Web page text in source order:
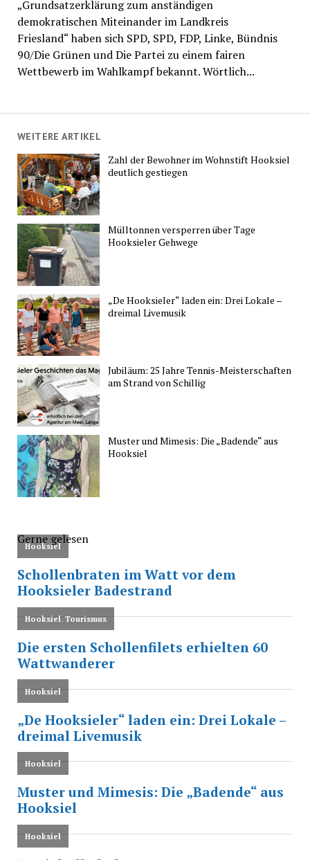
„Grundsatzerklärung zum anständigen
demokratischen Miteinander im Landkreis
Friesland“ haben sich SPD, SPD, FDP, Linke, Bündnis
90/Die Grünen und Die Partei zu einem fairen
Wettbewerb im Wahlkampf bekannt. Wörtlich...
WEITERE ARTIKEL
Zahl der Bewohner im Wohnstift Hooksiel
deutlich gestiegen
Mülltonnen versperren über Tage
Hooksieler Gehwege
„De Hooksieler“ laden ein: Drei Lokale –
dreimal Livemusik
Jubiläum: 25 Jahre Tennis-Meisterschaften
am Strand von Schillig
Muster und Mimesis: Die „Badende“ aus
Hooksiel
Gerne gelesen